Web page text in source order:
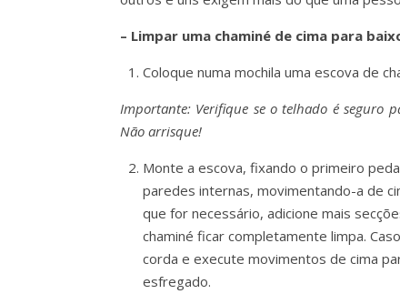
– Limpar uma chaminé de cima para
Coloque numa mochila uma escova de
Importante: Verifique se o telhado é seguro
Não arrisque!
Monte a escova, fixando o primeiro
paredes internas, movimentando-a de
que for necessário, adicione mais
chaminé ficar completamente limpa.
corda e execute movimentos de cima
esfregado.